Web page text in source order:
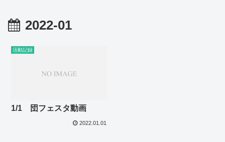
2022-01
活動記録
1/1 団フェスタ動画
2022.01.01